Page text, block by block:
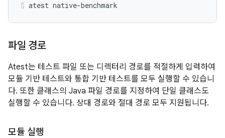
atest native-benchmark
파일 경로
Atest는 테스트 파일 또는 디렉터리 경로를 적절하게 입력하여
모듈 기반 테스트와 통합 기반 테스트를 모두 실행할 수 있습니
다. 또한 클래스의 Java 파일 경로를 지정하여 단일 클래스도
실행할 수 있습니다. 상대 경로와 절대 경로 모두 지원됩니다.
모듈 실행